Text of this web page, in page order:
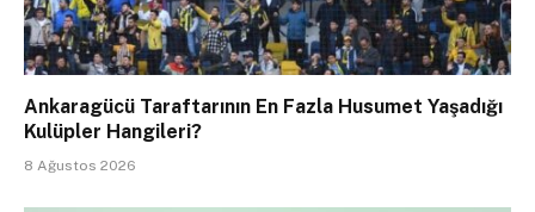
Ankaragücü Taraftarının En Fazla Husumet Yaşadığı
Kulüpler Hangileri?
8 Ağustos 2026